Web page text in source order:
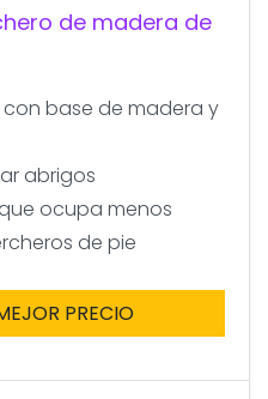
de madera de
base de madera y
abrigos
ocupa menos
de pie
PRECIO